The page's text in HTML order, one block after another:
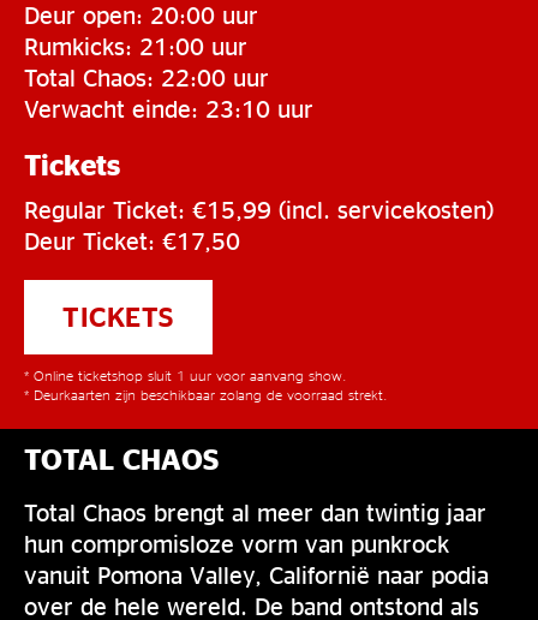
Deur open: 20:00 uur
Rumkicks: 21:00 uur
Total Chaos: 22:00 uur
Verwacht einde: 23:10 uur
Tickets
Regular Ticket: €15,99 (incl. servicekosten)
Deur Ticket: €17,50
TICKETS
* Online ticketshop sluit 1 uur voor aanvang show.
* Deurkaarten zijn beschikbaar zolang de voorraad strekt.
TOTAL CHAOS
Total Chaos brengt al meer dan twintig jaar
hun compromisloze vorm van punkrock
vanuit Pomona Valley, Californië naar podia
over de hele wereld. De band ontstond als